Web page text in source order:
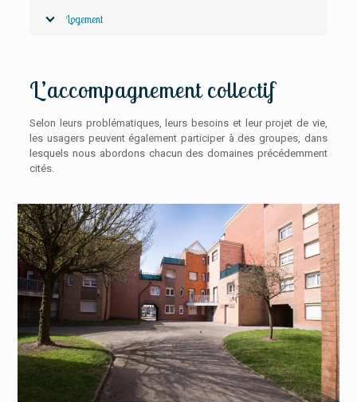
Logement
L’accompagnement collectif
Selon leurs problématiques, leurs besoins et leur projet de vie,
les usagers peuvent également participer à des groupes, dans
lesquels nous abordons chacun des domaines précédemment
cités.